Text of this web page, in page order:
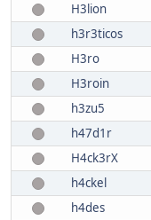
H3lion
h3r3ticos
H3ro
H3roin
h3zu5
h47d1r
H4ck3rX
h4ckel
h4des